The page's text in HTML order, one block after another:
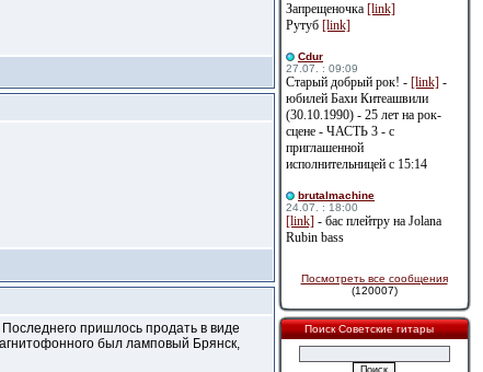
пришлось продать в виде
был ламповый Брянск,
Запрещеночка [link]
Рутуб [link]
Cdur
27.07. : 09:09
Старый добрый рок! - [link] -
юбилей Бахи Китеашвили
(30.10.1990) - 25 лет на рок-
сцене - ЧАСТЬ 3 - с
приглашенной
исполнительницей с 15:14
brutalmachine
24.07. : 18:00
[link] - бас плейтру на Jolana
Rubin bass
Посмотреть все сообщения
(120007)
Поиск Советские гитары